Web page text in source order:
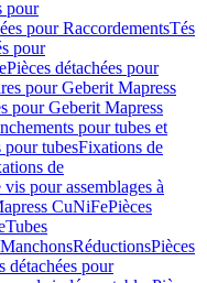
pour
pour RaccordementsTés
pour
Pièces détachées pour
pour Geberit Mapress
pour Geberit Mapress
pour tubes et
tubesFixations de
de
vis pour assemblages à
CuNiFePièces
Tubes
RéductionsPièces
détachées pour